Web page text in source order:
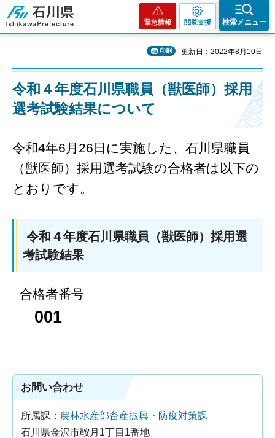
石川県
緊急情報 閲覧支援 検索メニュー
印刷 更新日：2022年8月10日
令和４年度石川県職員（獣医師）採用
選考試験結果について
令和4年6月26日に実施した、石川県職員
（獣医師）採用選考試験の合格者は以下の
とおりです。
令和４年度石川県職員（獣医師）採用選
考試験結果
合格者番号
001
お問い合わせ
所属課： 農林水産部畜産振興・防疫対策課
石川県金沢市鞍月1丁目1番地